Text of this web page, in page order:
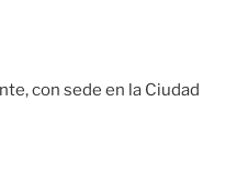
con sede en la Ciudad